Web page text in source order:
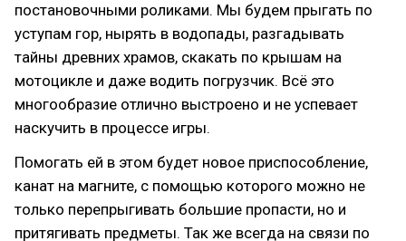
постановочными роликами. Мы будем прыгать по
уступам гор, нырять в водопады, разгадывать
тайны древних храмов, скакать по крышам на
мотоцикле и даже водить погрузчик. Всё это
многообразие отлично выстроено и не успевает
наскучить в процессе игры.
Помогать ей в этом будет новое приспособление,
канат на магните, с помощью которого можно не
только перепрыгивать большие пропасти, но и
притягивать предметы. Так же всегда на связи по